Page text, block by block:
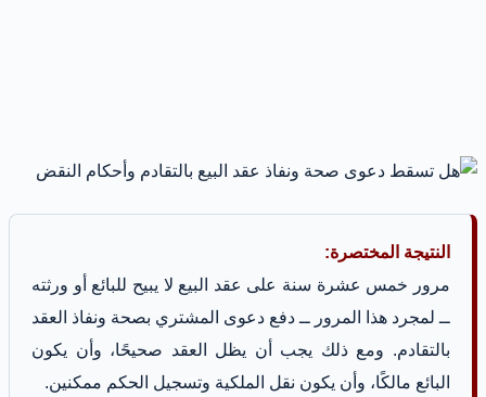
النتيجة المختصرة:
مرور خمس عشرة سنة على عقد البيع لا يبيح للبائع أو ورثته
ــ لمجرد هذا المرور ــ دفع دعوى المشتري بصحة ونفاذ العقد
بالتقادم. ومع ذلك يجب أن يظل العقد صحيحًا، وأن يكون
البائع مالكًا، وأن يكون نقل الملكية وتسجيل الحكم ممكنين.